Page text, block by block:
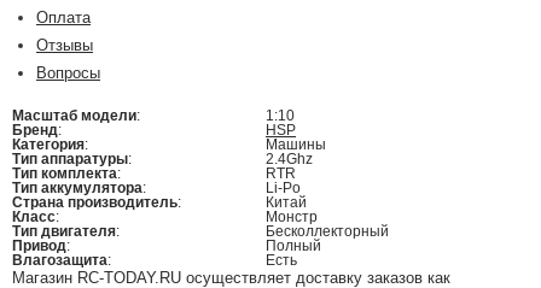
Оплата
Отзывы
Вопросы
Масштаб модели:
1:10
Бренд:
HSP
Категория:
Машины
Тип аппаратуры:
2.4Ghz
Тип комплекта:
RTR
Тип аккумулятора:
Li-Po
Страна производитель:
Китай
Класс:
Монстр
Тип двигателя:
Бесколлекторный
Привод:
Полный
Влагозащита: Есть
Магазин RC-TODAY.RU осуществляет доставку заказов как